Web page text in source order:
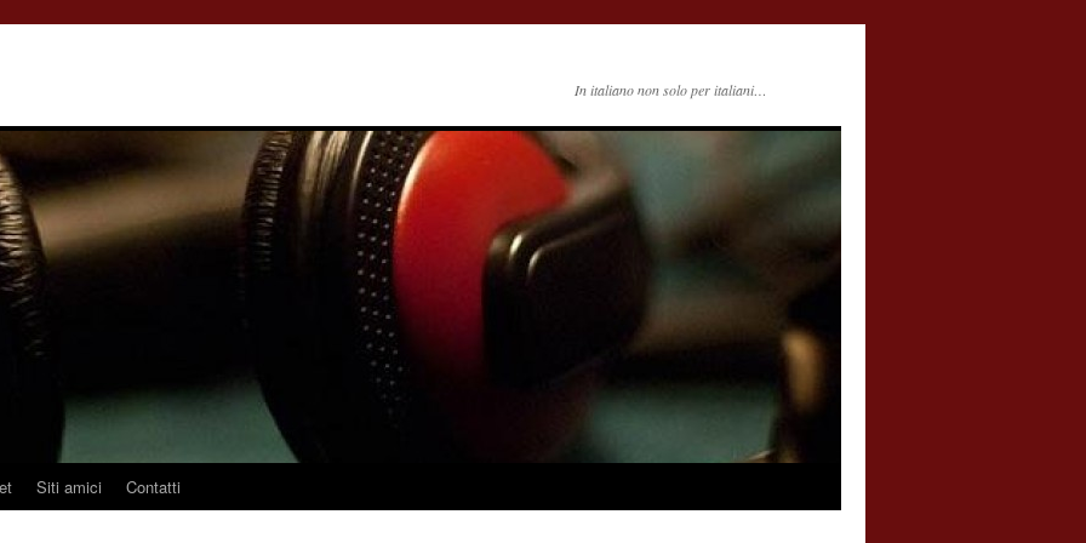
In italiano non solo per italiani…
Siti amici Contatti